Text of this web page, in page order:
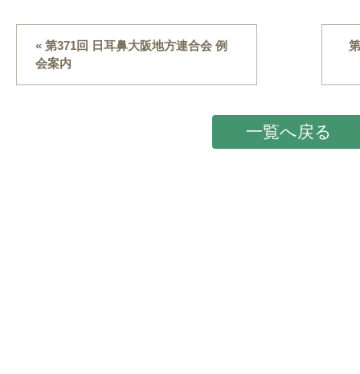
« 第371回 日耳鼻大阪地方連合会 例
会案内
一覧へ戻る